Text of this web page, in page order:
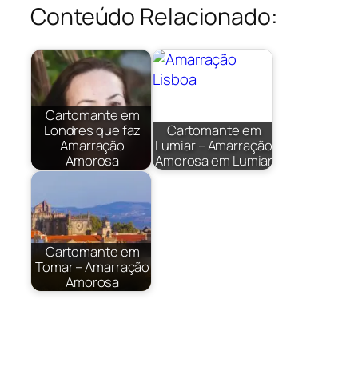
Conteúdo Relacionado:
Cartomante em
Londres que faz
Amarração
Amorosa
Cartomante em
Lumiar – Amarração
Amorosa em Lumiar
Cartomante em
Tomar – Amarração
Amorosa